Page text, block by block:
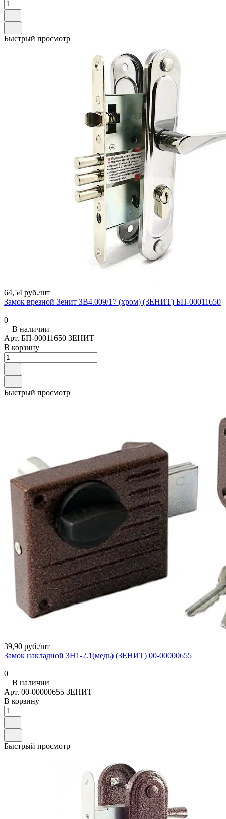
Быстрый просмотр
64,54 руб./шт
Замок врезной Зенит ЗВ4.009/17 (хром) (ЗЕНИТ) БП-00011650
0
В наличии
Арт. БП-00011650 ЗЕНИТ
В корзину
Быстрый просмотр
39,90 руб./шт
Замок накладной ЗН1-2.1(медь) (ЗЕНИТ) 00-00000655
0
В наличии
Арт. 00-00000655 ЗЕНИТ
В корзину
Быстрый просмотр